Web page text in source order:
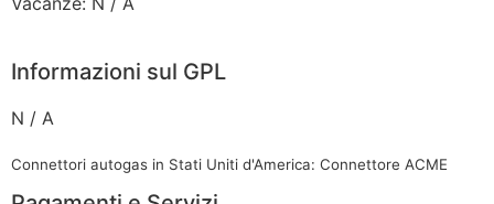
Informazioni sul GPL
N / A
Connettori autogas in Stati Uniti d'America: Connettore ACME